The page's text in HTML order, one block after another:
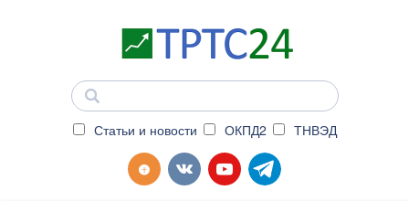
Статьи и новости ОКПД2 ТНВЭД